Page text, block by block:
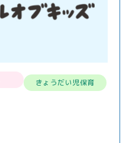
きょうだい児保育